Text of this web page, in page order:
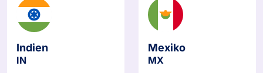
Indien
IN
Mexiko
MX